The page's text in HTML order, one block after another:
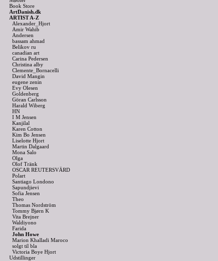
Book Store
ArtDanish.dk
ARTIST A-Z
Alexander_Hjort
Amir Wahib
Andersen
bassam ahmad
Belikov ru
canadian art
Carina Pedersen
Christina alby
Clemente_Bornacelli
David Mangin
eugene zenin
Evy Olesen
Goldenberg
Göran Carlsson
Harald Wiberg
HN
I M Jensen
Kanjilal
Karen Cotton
Kim Bo Jensen
Liselotte Hjort
Martin Dalgaard
Mona Salo
Olga
Olof Tränk
OSCAR REUTERSVÄRD
Polart
Santiago Londono
Sapundjievi
Sofia Jensen
Theo
Thomas Nordström
Tommy Bjørn K
Vita Brejner
Waldiyono
Farida
John Howe
Marion Khalladi Maroco
solgt til bla
Victoria Boye Hjort
Udstillinger